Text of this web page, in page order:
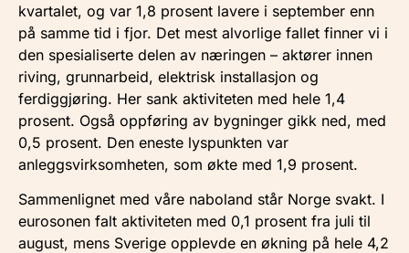
kvartalet, og var 1,8 prosent lavere i september enn
på samme tid i fjor. Det mest alvorlige fallet finner vi i
den spesialiserte delen av næringen – aktører innen
riving, grunnarbeid, elektrisk installasjon og
ferdiggjøring. Her sank aktiviteten med hele 1,4
prosent. Også oppføring av bygninger gikk ned, med
0,5 prosent. Den eneste lyspunkten var
anleggsvirksomheten, som økte med 1,9 prosent.
Sammenlignet med våre naboland står Norge svakt. I
eurosonen falt aktiviteten med 0,1 prosent fra juli til
august, mens Sverige opplevde en økning på hele 4,2